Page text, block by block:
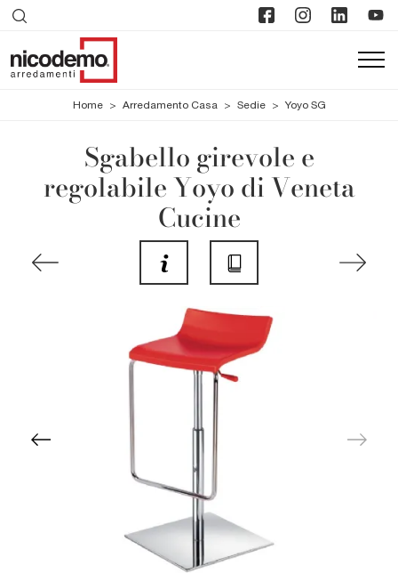
Home > Arredamento Casa > Sedie > Yoyo SG
Sgabello girevole e
regolabile Yoyo di Veneta
Cucine